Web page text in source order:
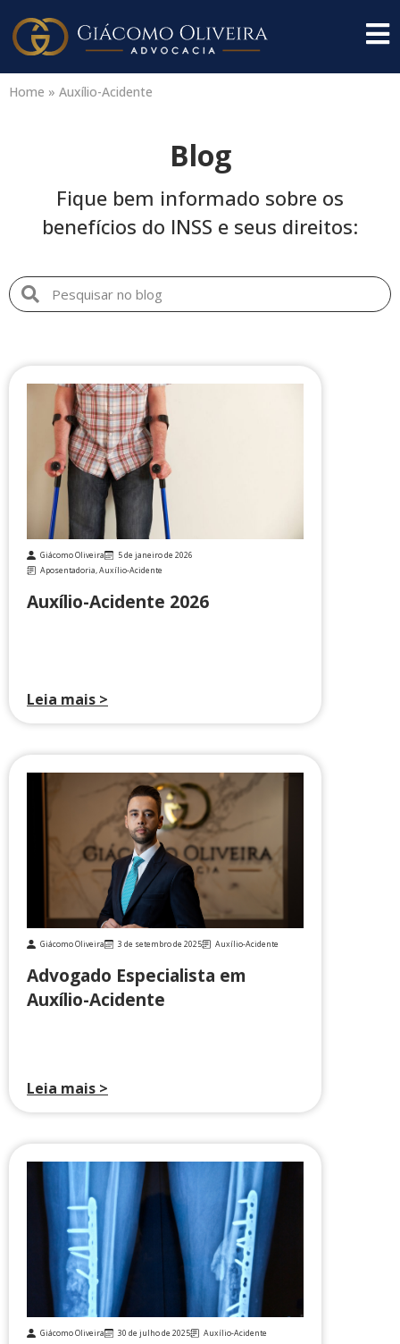
Home » Auxílio-Acidente
Blog
Fique bem informado sobre os
benefícios do INSS e seus direitos:
Giácomo Oliveira
5 de janeiro de 2026
Aposentadoria,Auxílio-Acidente
Auxílio-Acidente 2026
Leia mais >
Giácomo Oliveira 3 de setembro de 2025 Auxílio-Acidente
Advogado Especialista em
Auxílio-Acidente
Leia mais >
Giácomo Oliveira 30 de julho de 2025 Auxílio-Acidente